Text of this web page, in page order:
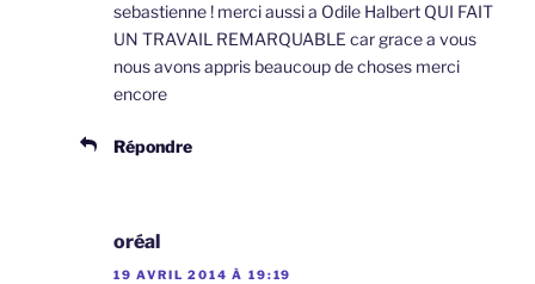
sebastienne ! merci aussi a Odile Halbert QUI FAIT
UN TRAVAIL REMARQUABLE car grace a vous
nous avons appris beaucoup de choses merci
encore
Répondre
oréal
19 AVRIL 2014 À 19:19